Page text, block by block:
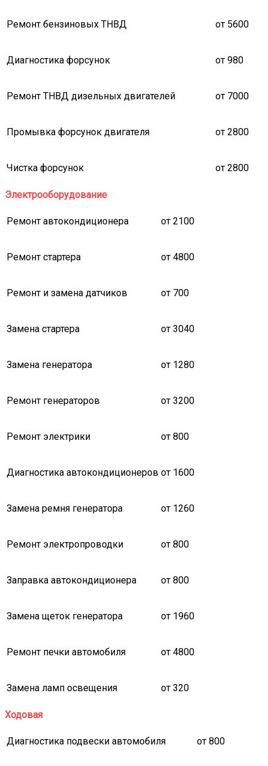
Ремонт бензиновых ТНВД от 5600
Диагностика форсунок от 980
Ремонт ТНВД дизельных двигателей от 7000
Промывка форсунок двигателя от 2800
Чистка форсунок от 2800
Электрооборудование
Ремонт автокондиционера от 2100
Ремонт стартера от 4800
Ремонт и замена датчиков от 700
Замена стартера от 3040
Замена генератора от 1280
Ремонт генераторов от 3200
Ремонт электрики от 800
Диагностика автокондиционеров от 1600
Замена ремня генератора от 1260
Ремонт электропроводки от 800
Заправка автокондиционера от 800
Замена щеток генератора от 1960
Ремонт печки автомобиля от 4800
Замена ламп освещения от 320
Ходовая
Диагностика подвески автомобиля от 800